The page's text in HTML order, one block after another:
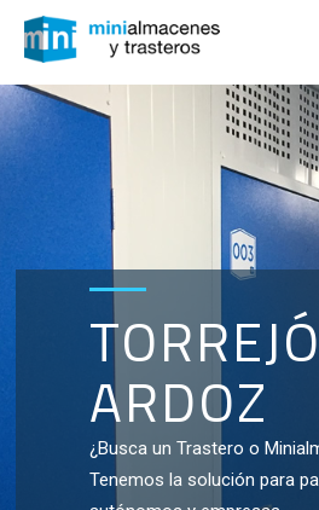
ARDOZ
¿Busca un Trastero o
Tenemos la solución para